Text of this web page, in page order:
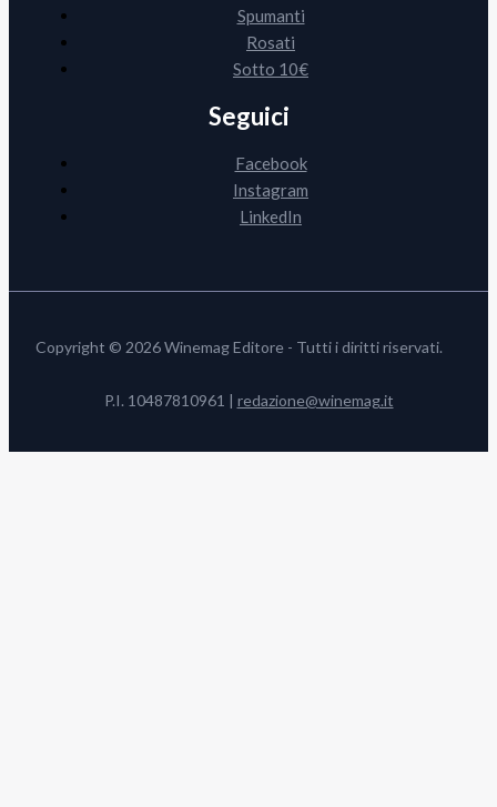
Spumanti
Rosati
Sotto 10€
Seguici
Facebook
Instagram
LinkedIn
Copyright © 2026 Winemag Editore - Tutti i diritti riservati.
P.I. 10487810961 | redazione@winemag.it